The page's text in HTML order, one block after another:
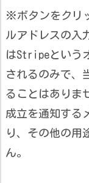
※ボタンをクリ
ルアドレスの入
はStripeという
されるのみで、
ることはありま
成立を通知する
り、その他の用
ん。